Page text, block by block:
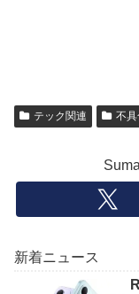
テック関連 不
新着ニュース